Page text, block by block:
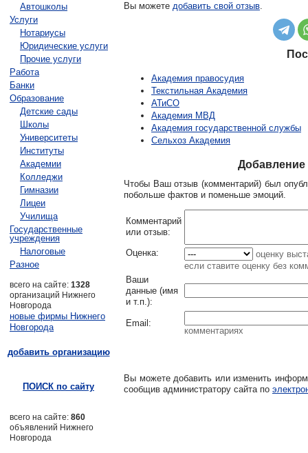
Вы можете добавить свой отзыв.
Академия правосудия
Текстильная Академия
АТиСО
Академия МВД
Академия государственной службы
Сельхоз Академия
Добавление
Чтобы Ваш отзыв (комментарий) был
побольше фактов и поменьше эмоций.
Комментарий
или отзыв:
Оценка:
оценку
если ставите оценку без
Ваши
данные (имя
и т.п.):
Email :
комментариях
Вы можете добавить или изменить
сообщив администратору сайта по
Автошколы
Услуги
Нотариусы
Юридические услуги
Прочие услуги
Работа
Банки
Образование
Детские сады
Школы
Университеты
Институты
Академии
Колледжи
Гимназии
Лицеи
Училища
Государственные
учреждения
Налоговые
Разное
всего на сайте: 1328
организаций Нижнего
Новгорода
новые фирмы Нижнего
Новгорода
добавить организацию
ПОИСК по сайту
всего на сайте: 860
объявлений Нижнего
Новгорода